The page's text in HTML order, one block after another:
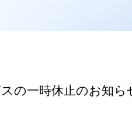
の一時休止のお知ら